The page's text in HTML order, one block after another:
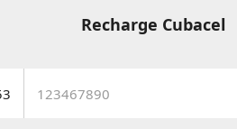
Recharge Cubacel